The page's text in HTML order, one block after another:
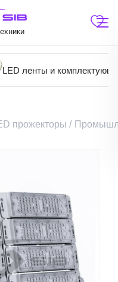
LED ленты и
прожекторы /